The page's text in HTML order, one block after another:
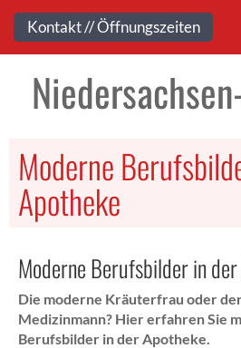
Kontakt
Moderne
Apotheke
Moderne Berufsbilder in
Die moderne Kräuterfrau oder
Medizinmann? Hier erfahren Sie
Berufsbilder in der Apotheke.
Kontakt // Öffnungszeiten